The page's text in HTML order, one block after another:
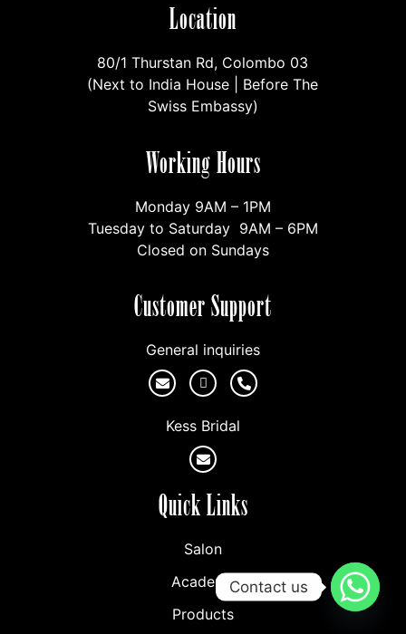
Location
80/1 Thurstan Rd, Colombo 03
(Next to India House | Before The
Swiss Embassy)
Working Hours
Monday 9AM – 1PM
Tuesday to Saturday 9AM – 6PM
Closed on Sundays
Customer Support
General inquiries
Kess Bridal
Quick Links
Salon
Academy
Products
Contact us